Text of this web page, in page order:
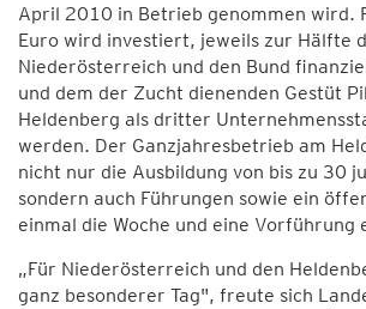
April 2010 in Betrieb genommen wird.
Euro wird investiert, jeweils zur Hälfte
Niederösterreich und den Bund
und dem der Zucht dienenden Gestüt
Heldenberg als dritter
werden. Der Ganzjahresbetrieb am
nicht nur die Ausbildung von bis zu 30
sondern auch Führungen sowie ein
einmal die Woche und eine Vorführung
„Für Niederösterreich und den
ganz besonderer Tag", freute sich